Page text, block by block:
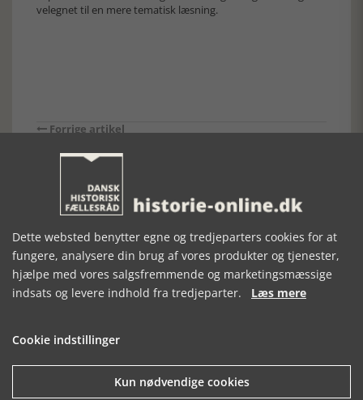
velegnet til en mere tematisk læsning.
Forrige artikel
SE RELATEREDE ARTIKLER
FRA PEST TIL
DET
1772. SELSKABET
Dette websted benytter egne og tredjeparters cookies for at
fungere, analysere din brug af vores produkter og tjenester,
hjælpe med vores salgsfremmende og marketingsmæssige
indsats og levere indhold fra tredjeparter. Læs mere
Cookie indstillinger
Kun nødvendige cookies